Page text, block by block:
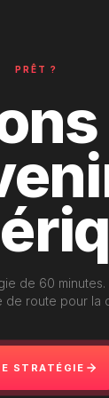
PRÊT ?
de 60
route pour la
STRATÉGIE